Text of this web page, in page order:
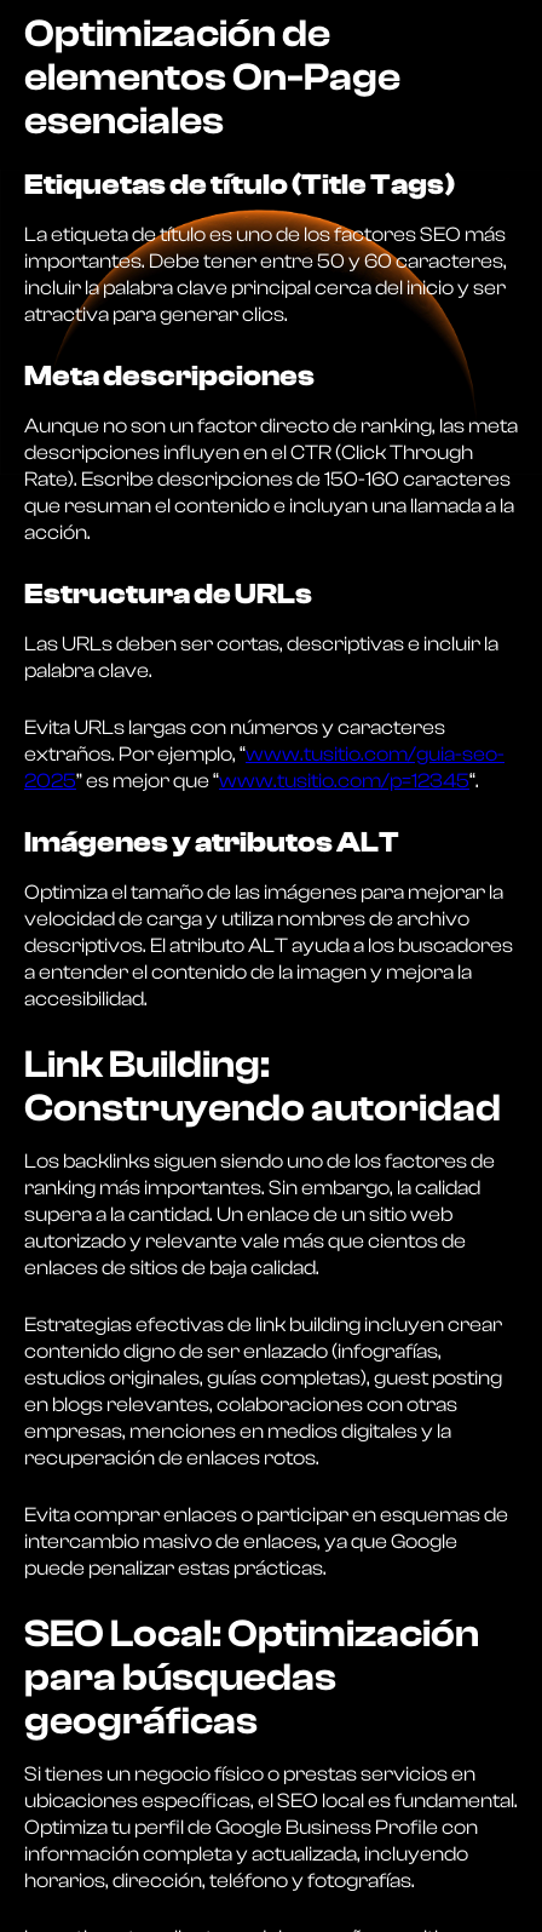
Optimización de
elementos On-Page
esenciales
Etiquetas de título (Title Tags)
La etiqueta de título es uno de los factores SEO más
importantes. Debe tener entre 50 y 60 caracteres,
incluir la palabra clave principal cerca del inicio y ser
atractiva para generar clics.
Meta descripciones
Aunque no son un factor directo de ranking, las meta
descripciones influyen en el CTR (Click Through
Rate). Escribe descripciones de 150-160 caracteres
que resuman el contenido e incluyan una llamada a la
acción.
Estructura de URLs
Las URLs deben ser cortas, descriptivas e incluir la
palabra clave.
Evita URLs largas con números y caracteres
extraños. Por ejemplo, “www.tusitio.com/guia-seo-
2025” es mejor que “www.tusitio.com/p=12345“.
Imágenes y atributos ALT
Optimiza el tamaño de las imágenes para mejorar la
velocidad de carga y utiliza nombres de archivo
descriptivos. El atributo ALT ayuda a los buscadores
a entender el contenido de la imagen y mejora la
accesibilidad.
Link Building:
Construyendo autoridad
Los backlinks siguen siendo uno de los factores de
ranking más importantes. Sin embargo, la calidad
supera a la cantidad. Un enlace de un sitio web
autorizado y relevante vale más que cientos de
enlaces de sitios de baja calidad.
Estrategias efectivas de link building incluyen crear
contenido digno de ser enlazado (infografías,
estudios originales, guías completas), guest posting
en blogs relevantes, colaboraciones con otras
empresas, menciones en medios digitales y la
recuperación de enlaces rotos.
Evita comprar enlaces o participar en esquemas de
intercambio masivo de enlaces, ya que Google
puede penalizar estas prácticas.
SEO Local: Optimización
para búsquedas
geográficas
Si tienes un negocio físico o prestas servicios en
ubicaciones específicas, el SEO local es fundamental.
Optimiza tu perfil de Google Business Profile con
información completa y actualizada, incluyendo
horarios, dirección, teléfono y fotografías.